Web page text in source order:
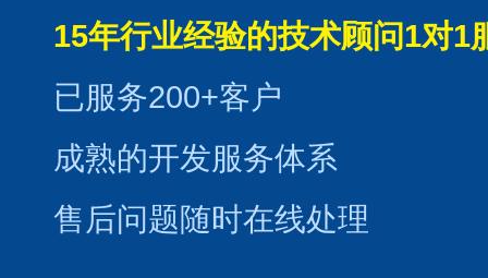
15年行业经验的技术顾问1对1
已服务200+客户
成熟的开发服务体系
售后问题随时在线处理